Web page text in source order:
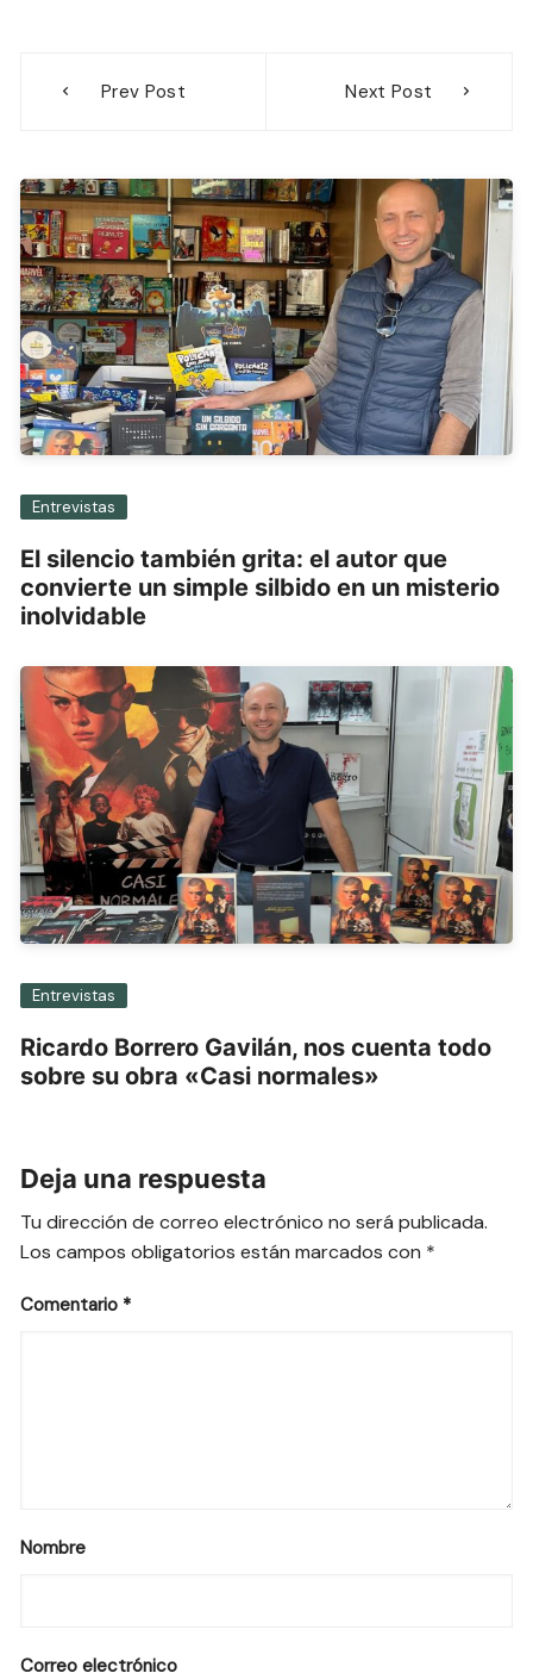
Prev Post Next Post
Entrevistas
El silencio también grita: el autor que
convierte un simple silbido en un misterio
inolvidable
Entrevistas
Ricardo Borrero Gavilán, nos cuenta todo
sobre su obra «Casi normales»
Deja una respuesta
Tu dirección de correo electrónico no será publicada.
Los campos obligatorios están marcados con *
Comentario *
Nombre
Correo electrónico